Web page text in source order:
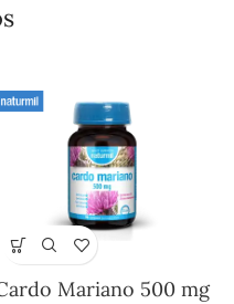
Mariano 500 mg